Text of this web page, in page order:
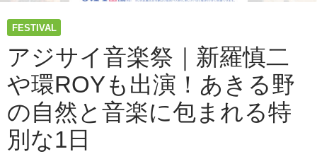
が
し
し
た！
FESTIVAL
アジサイ音楽祭｜新羅慎二
や環ROYも出演！あきる野
の自然と音楽に包まれる特
別な1日